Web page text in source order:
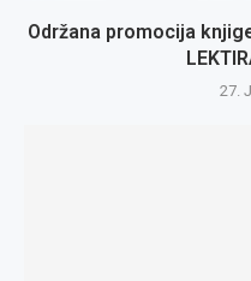
Održana promocija
27.